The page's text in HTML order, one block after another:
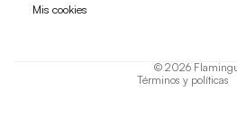
Mis cookies
© 2026
Términos y políticas